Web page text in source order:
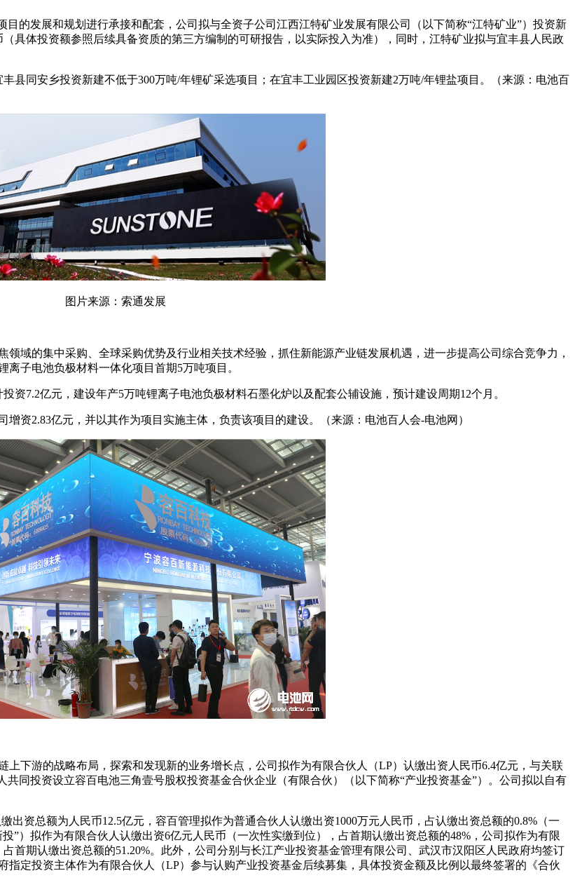
目的发展和规划进行承接和配套，公司拟与全资子公司江西江特矿业发展有限公司（以下简称“江特矿业”）投资新
具体投资额参照后续具备资质的第三方编制的可研报告，以实际投入为准），同时，江特矿业拟与宜丰县人民政
县同安乡投资新建不低于300万吨/年锂矿采选项目；在宜丰工业园区投资新建2万吨/年锂盐项目。（来源：电池百
图片来源：索通发展
域的集中采购、全球采购优势及行业相关技术经验，抓住新能源产业链发展机遇，进一步提高公司综合竞争力，
子电池负极材料一体化项目首期5万吨项目。
资7.2亿元，建设年产5万吨锂离子电池负极材料石墨化炉以及配套公辅设施，预计建设周期12个月。
资2.83亿元，并以其作为项目实施主体，负责该项目的建设。（来源：电池百人会-电池网）
下游的战略布局，探索和发现新的业务增长点，公司拟作为有限合伙人（LP）认缴出资人民币6.4亿元，与关联
同投资设立容百电池三角壹号股权投资基金合伙企业（有限合伙）（以下简称“产业投资基金”）。公司拟以自有
出资总额为人民币12.5亿元，容百管理拟作为普通合伙人认缴出资1000万元人民币，占认缴出资总额的0.8%（一
”）拟作为有限合伙人认缴出资6亿元人民币（一次性实缴到位），占首期认缴出资总额的48%，公司拟作为有限
首期认缴出资总额的51.20%。此外，公司分别与长江产业投资基金管理有限公司、武汉市汉阳区人民政府均签订
定投资主体作为有限合伙人（LP）参与认购产业投资基金后续募集，具体投资金额及比例以最终签署的《合伙